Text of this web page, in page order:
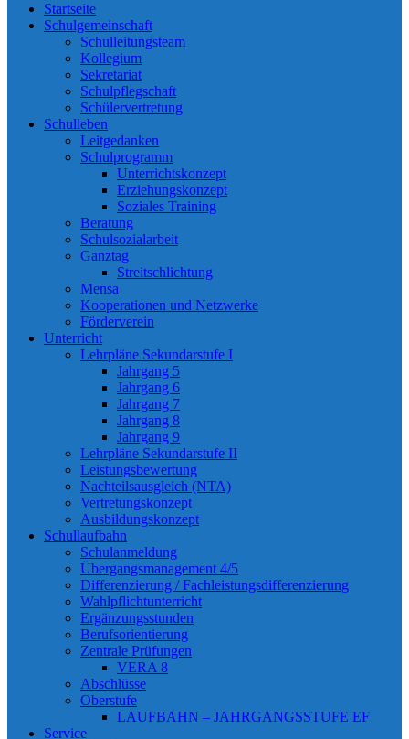
Startseite
Schulgemeinschaft
Schulleitungsteam
Kollegium
Sekretariat
Schulpflegschaft
Schülervertretung
Schulleben
Leitgedanken
Schulprogramm
Unterrichtskonzept
Erziehungskonzept
Soziales Training
Beratung
Schulsozialarbeit
Ganztag
Streitschlichtung
Mensa
Kooperationen und Netzwerke
Förderverein
Unterricht
Lehrpläne Sekundarstufe I
Jahrgang 5
Jahrgang 6
Jahrgang 7
Jahrgang 8
Jahrgang 9
Lehrpläne Sekundarstufe II
Leistungsbewertung
Nachteilsausgleich (NTA)
Vertretungskonzept
Ausbildungskonzept
Schullaufbahn
Schulanmeldung
Übergangsmanagement 4/5
Differenzierung / Fachleistungsdifferenzierung
Wahlpflichtunterricht
Ergänzungsstunden
Berufsorientierung
Zentrale Prüfungen
VERA 8
Abschlüsse
Oberstufe
LAUFBAHN – JAHRGANGSSTUFE EF
Service